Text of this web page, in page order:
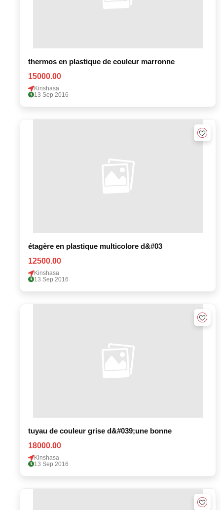
thermos en plastique de couleur marronne
15000.00
Kinshasa
13 Sep 2016
étagère en plastique multicolore d&#03
12500.00
Kinshasa
13 Sep 2016
tuyau de couleur grise d&#039;une bonne
18000.00
Kinshasa
13 Sep 2016